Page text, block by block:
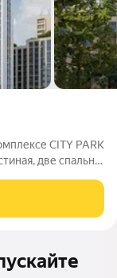
CITY PARK
две спальни,
потолков 3,2